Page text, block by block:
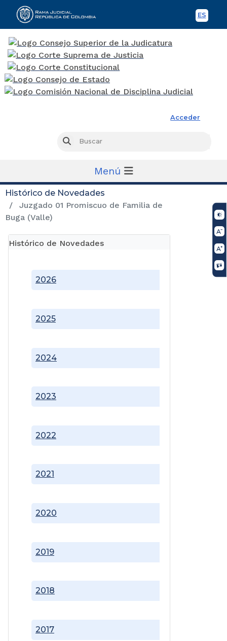
ES
Acceder
Buscar
Menú
Histórico de Novedades
Juzgado 01 Promiscuo de Familia de
Buga (Valle)
Histórico de Novedades
2017
2018
2019
2020
2021
2022
2023
2024
2025
2026